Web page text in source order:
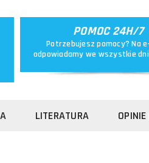
POMOC 24H/7
Potrzebujesz pomocy? Na
odpowiadamy we wszystkie
LITERATURA